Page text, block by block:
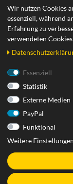
Versand
Retoure
AGB
Wir nutzen Cookies
essenziell, während
Erfahrung zu
verwendeten
Essenziell
Statistik
Externe Medien
PayPal
Funktional
Weitere Einstellungen